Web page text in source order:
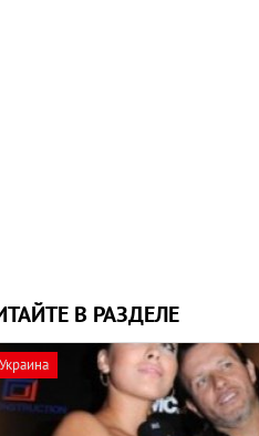
В РАЗДЕЛЕ
Украина